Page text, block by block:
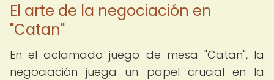
El arte de la negociación en
"Catan"
En el aclamado juego de mesa "Catan", la
negociación juega un papel crucial en la